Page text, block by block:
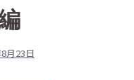
月23日